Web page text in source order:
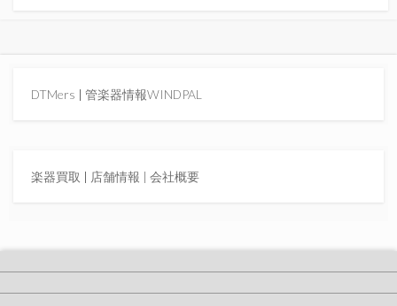
DTMers | 管楽器情報WINDPAL
楽器買取 | 店舗情報 | 会社概要